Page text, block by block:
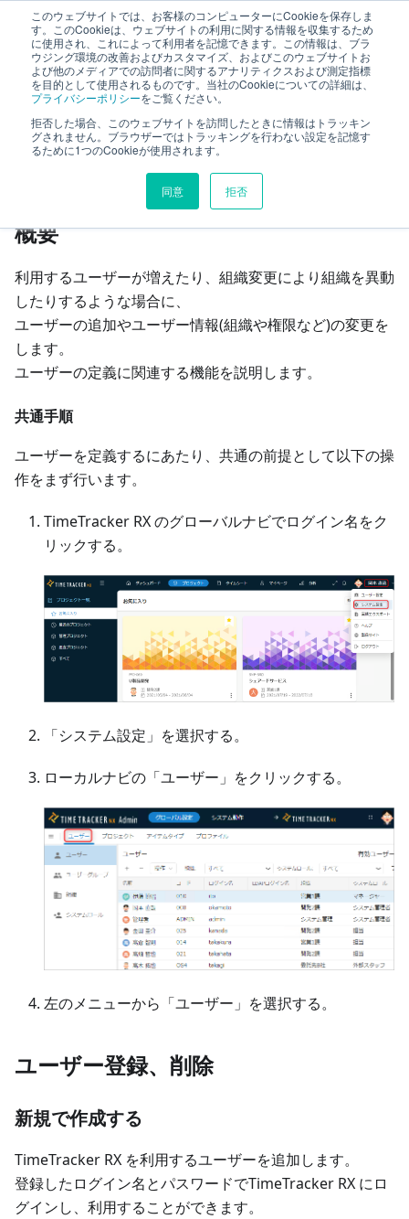
このウェブサイトでは、お客様のコンピューターにCookieを保存しま
す。このCookieは、ウェブサイトの利用に関する情報を収集するため
に使用され、これによって利用者を記憶できます。この情報は、ブラ
ウジング環境の改善およびカスタマイズ、およびこのウェブサイトお
よび他のメディアでの訪問者に関するアナリティクスおよび測定指標
を目的として使用されるものです。当社のCookieについての詳細は、
プライバシーポリシーをご覧ください。
拒否した場合、このウェブサイトを訪問したときに情報はトラッキン
グされません。ブラウザーではトラッキングを行わない設定を記憶す
るために1つのCookieが使用されます。
同意 拒否
TimeTracker RX ヘルプ
ユーザー ユーザーを定義する
このページの見出し
ユーザーを定義する
概要
利用するユーザーが増えたり、組織変更により組織を異動
したりするような場合に、
ユーザーの追加やユーザー情報(組織や権限など)の変更を
します。
ユーザーの定義に関連する機能を説明します。
共通手順
ユーザーを定義するにあたり、共通の前提として以下の操
作をまず行います。
TimeTracker RX のグローバルナビでログイン名をク
リックする。
「システム設定」を選択する。
ローカルナビの「ユーザー」をクリックする。
左のメニューから「ユーザー」を選択する。
ユーザー登録、削除
新規で作成する
TimeTracker RX を利用するユーザーを追加します。
登録したログイン名とパスワードでTimeTracker RX にロ
グインし、利用することができます。